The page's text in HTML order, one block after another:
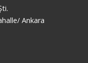
Ankara